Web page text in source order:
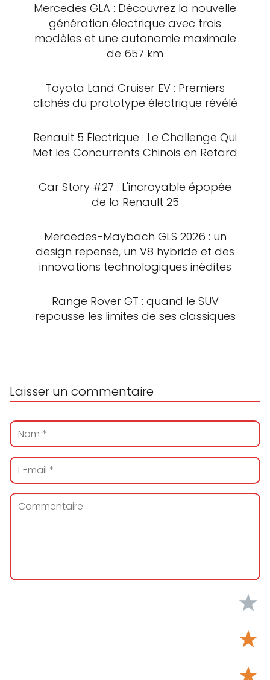
Mercedes GLA : Découvrez la nouvelle
génération électrique avec trois
modèles et une autonomie maximale
de 657 km
Toyota Land Cruiser EV : Premiers
clichés du prototype électrique révélé
Renault 5 Électrique : Le Challenge Qui
Met les Concurrents Chinois en Retard
Car Story #27 : L'incroyable épopée
de la Renault 25
Mercedes-Maybach GLS 2026 : un
design repensé, un V8 hybride et des
innovations technologiques inédites
Range Rover GT : quand le SUV
repousse les limites de ses classiques
Laisser un commentaire
★
★